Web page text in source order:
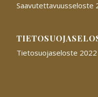
Saavutettavuusseloste
Tietosuojaseloste 2022